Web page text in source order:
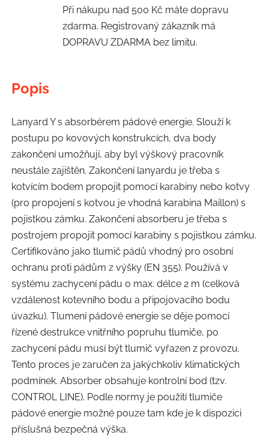
Při nákupu nad 500 Kč máte dopravu
zdarma. Registrovaný zákazník má
DOPRAVU ZDARMA bez limitu.
Popis
Lanyard Y s absorbérem pádové energie. Slouží k
postupu po kovových konstrukcích, dva body
zakončení umožňují, aby byl výškový pracovník
neustále zajištěn. Zakončení lanyardu je třeba s
kotvícím bodem propojit pomocí karabiny nebo kotvy
(pro propojení s kotvou je vhodná karabina Maillon) s
pojistkou zámku. Zakončení absorberu je třeba s
postrojem propojit pomocí karabiny s pojistkou zámku.
Certifikováno jako tlumič pádů vhodný pro osobní
ochranu proti pádům z výšky (EN 355). Používá v
systému zachycení pádu o max. délce 2 m (celková
vzdálenost kotevního bodu a připojovacího bodu
úvazku). Tlumení pádové energie se děje pomocí
řízené destrukce vnitřního popruhu tlumiče, po
zachycení pádu musí být tlumič vyřazen z provozu.
Tento proces je zaručen za jakýchkoliv klimatických
podmínek. Absorber obsahuje kontrolní bod (tzv.
CONTROL LINE). Podle normy je použití tlumiče
pádové energie možné pouze tam kde je k dispozici
příslušná bezpečná výška.